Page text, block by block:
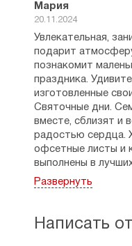
Написать
Мария
20.11.2024
Увлекательная,
подарит
познакомит
праздника.
изготовленные
Святочные дни.
вместе, сблизят и
радостью сердца.
офсетные листы и
выполнены в
подарок для детей!
Развернуть